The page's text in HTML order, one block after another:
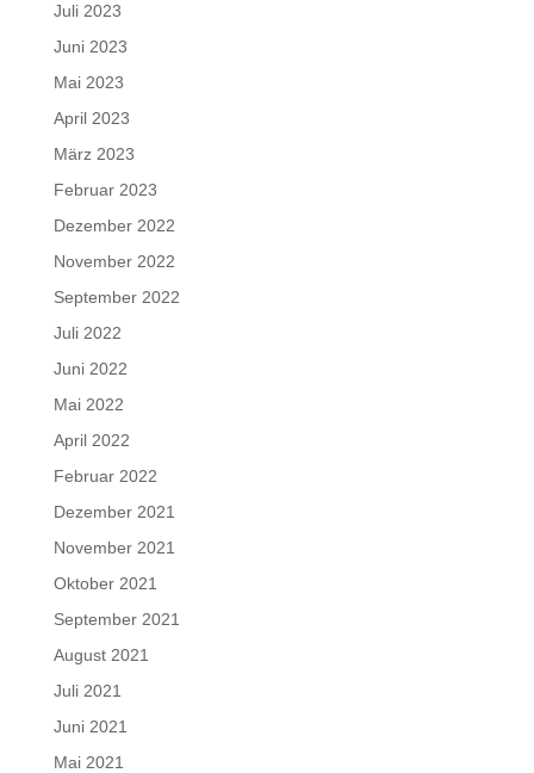
Juli 2023
Juni 2023
Mai 2023
April 2023
März 2023
Februar 2023
Dezember 2022
November 2022
September 2022
Juli 2022
Juni 2022
Mai 2022
April 2022
Februar 2022
Dezember 2021
November 2021
Oktober 2021
September 2021
August 2021
Juli 2021
Juni 2021
Mai 2021